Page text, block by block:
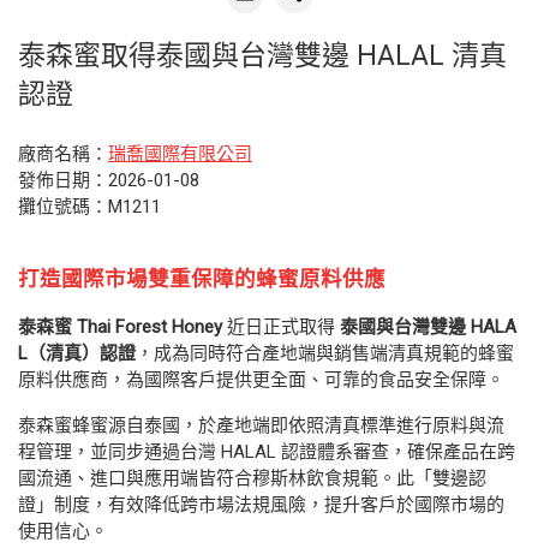
泰森蜜取得泰國與台灣雙邊 HALAL 清真
認證
廠商名稱： 瑞喬國際有限公司
發佈日期：2026-01-08
攤位號碼：M1211
打造國際市場雙重保障的蜂蜜原料供應
泰森蜜 Thai Forest Honey近日正式取得 泰國與台灣雙邊 HALA
L（清真）認證，成為同時符合產地端與銷售端清真規範的蜂蜜
原料供應商，為國際客戶提供更全面、可靠的食品安全保障。
泰森蜜蜂蜜源自泰國，於產地端即依照清真標準進行原料與流
程管理，並同步通過台灣 HALAL 認證體系審查，確保產品在跨
國流通、進口與應用端皆符合穆斯林飲食規範。此「雙邊認
證」制度，有效降低跨市場法規風險，提升客戶於國際市場的
使用信心。